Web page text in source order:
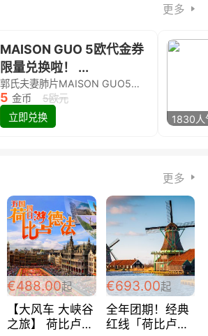
更多
MAISON GUO 5欧代金券
限量兑换啦！ ...
郭氏夫妻肺片MAISON GUO5欧代金券限量兑换啦！
5 金币
5欧元
立即兑换
1830人
更多
€488.00起
【大风车 大峡谷
之旅】 荷比卢德
€693.00起
全年团期！经典
红线「荷比卢德